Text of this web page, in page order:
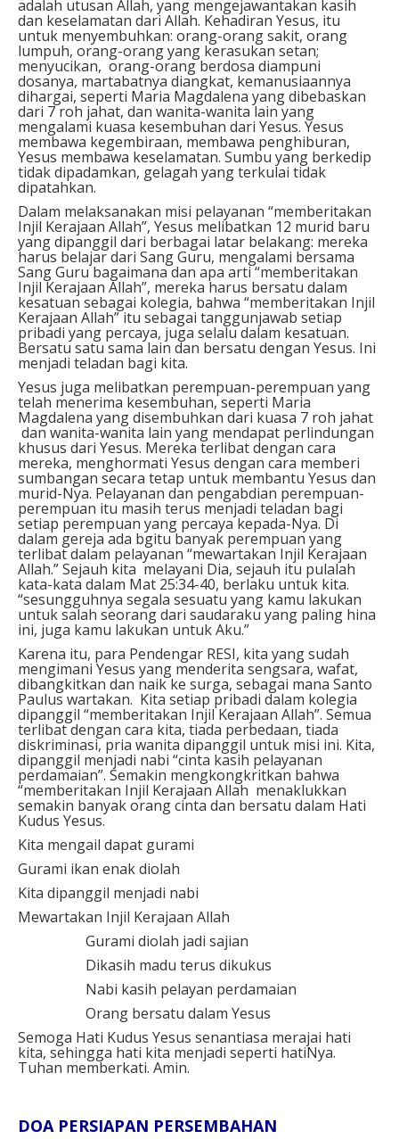
adalah utusan Allah, yang mengejawantakan kasih
dan keselamatan dari Allah. Kehadiran Yesus, itu
untuk menyembuhkan: orang-orang sakit, orang
lumpuh, orang-orang yang kerasukan setan;
menyucikan, orang-orang berdosa diampuni
dosanya, martabatnya diangkat, kemanusiaannya
dihargai, seperti Maria Magdalena yang dibebaskan
dari 7 roh jahat, dan wanita-wanita lain yang
mengalami kuasa kesembuhan dari Yesus. Yesus
membawa kegembiraan, membawa penghiburan,
Yesus membawa keselamatan. Sumbu yang berkedip
tidak dipadamkan, gelagah yang terkulai tidak
dipatahkan.
Dalam melaksanakan misi pelayanan “memberitakan
Injil Kerajaan Allah”, Yesus melibatkan 12 murid baru
yang dipanggil dari berbagai latar belakang: mereka
harus belajar dari Sang Guru, mengalami bersama
Sang Guru bagaimana dan apa arti “memberitakan
Injil Kerajaan Allah”, mereka harus bersatu dalam
kesatuan sebagai kolegia, bahwa “memberitakan Injil
Kerajaan Allah” itu sebagai tanggunjawab setiap
pribadi yang percaya, juga selalu dalam kesatuan.
Bersatu satu sama lain dan bersatu dengan Yesus. Ini
menjadi teladan bagi kita.
Yesus juga melibatkan perempuan-perempuan yang
telah menerima kesembuhan, seperti Maria
Magdalena yang disembuhkan dari kuasa 7 roh jahat
dan wanita-wanita lain yang mendapat perlindungan
khusus dari Yesus. Mereka terlibat dengan cara
mereka, menghormati Yesus dengan cara memberi
sumbangan secara tetap untuk membantu Yesus dan
murid-Nya. Pelayanan dan pengabdian perempuan-
perempuan itu masih terus menjadi teladan bagi
setiap perempuan yang percaya kepada-Nya. Di
dalam gereja ada bgitu banyak perempuan yang
terlibat dalam pelayanan “mewartakan Injil Kerajaan
Allah.” Sejauh kita melayani Dia, sejauh itu pulalah
kata-kata dalam Mat 25:34-40, berlaku untuk kita.
“sesungguhnya segala sesuatu yang kamu lakukan
untuk salah seorang dari saudaraku yang paling hina
ini, juga kamu lakukan untuk Aku.”
Karena itu, para Pendengar RESI, kita yang sudah
mengimani Yesus yang menderita sengsara, wafat,
dibangkitkan dan naik ke surga, sebagai mana Santo
Paulus wartakan. Kita setiap pribadi dalam kolegia
dipanggil “memberitakan Injil Kerajaan Allah”. Semua
terlibat dengan cara kita, tiada perbedaan, tiada
diskriminasi, pria wanita dipanggil untuk misi ini. Kita,
dipanggil menjadi nabi “cinta kasih pelayanan
perdamaian”. Semakin mengkongkritkan bahwa
“memberitakan Injil Kerajaan Allah menaklukkan
semakin banyak orang cinta dan bersatu dalam Hati
Kudus Yesus.
Kita mengail dapat gurami
Gurami ikan enak diolah
Kita dipanggil menjadi nabi
Mewartakan Injil Kerajaan Allah
Gurami diolah jadi sajian
Dikasih madu terus dikukus
Nabi kasih pelayan perdamaian
Orang bersatu dalam Yesus
Semoga Hati Kudus Yesus senantiasa merajai hati
kita, sehingga hati kita menjadi seperti hatiNya.
Tuhan memberkati. Amin.
DOA PERSIAPAN PERSEMBAHAN